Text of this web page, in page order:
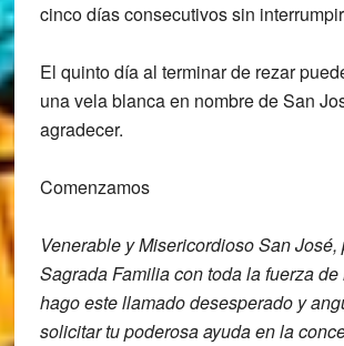
cinco días consecutivos sin
El quinto día al terminar de rezar
una vela blanca en nombre de San
agradecer.
Comenzamos
Venerable y Misericordioso San José,
Sagrada Familia con todala fuerza
hago estellamado desesperado y
solicitar tu poderosa ayuda en la